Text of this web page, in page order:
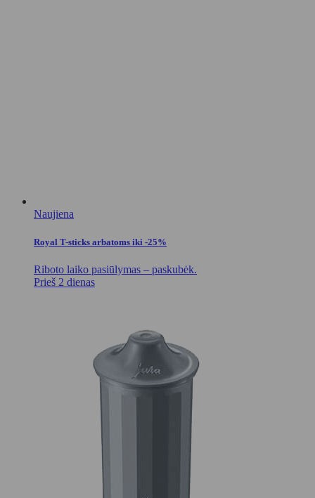
Naujiena
Royal T-sticks arbatoms iki -25%
Riboto laiko pasiūlymas – paskubėk.
Prieš 2 dienas